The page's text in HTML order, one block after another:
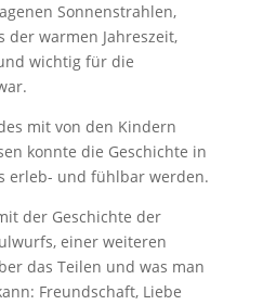
Sonnenstrahlen,
der warmen Jahreszeit,
wichtig für die
mit von den Kindern
konnte die Geschichte in
erleb- und fühlbar werden.
der Geschichte der
einer weiteren
das Teilen und was man
Freundschaft, Liebe